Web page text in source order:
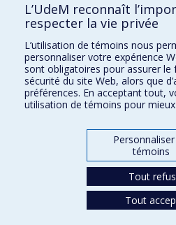
relations industrielle
Retour à la liste
Maison des affaires
internationales
L’UdeM reconnaît
respecter la vie privée
L’utilisation de témoins nous
personnaliser votre expérience
sont obligatoires pour assurer
sécurité du site Web, alors que
préférences. En acceptant tout,
utilisation de témoins pour
témoins
Tout
Tout